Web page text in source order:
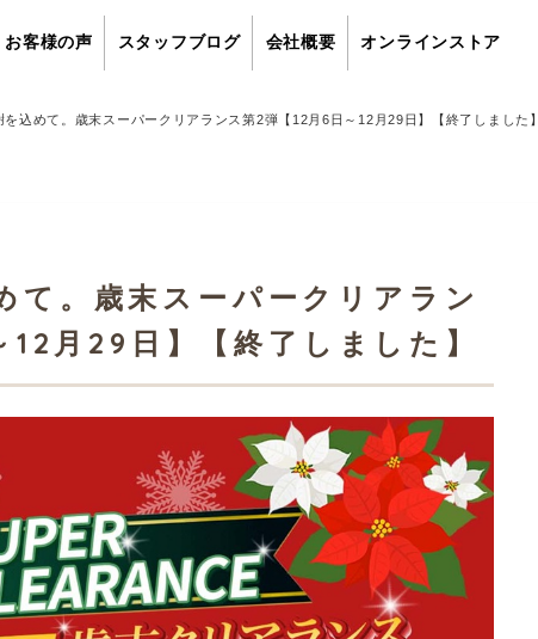
お客様の声 スタッフブログ 会社概要 オンラインストア
を込めて。歳末スーパークリアランス第2弾【12月6日～12月29日】【終了しました】
て。歳末スーパークリアラン
月29日】【終了しました】